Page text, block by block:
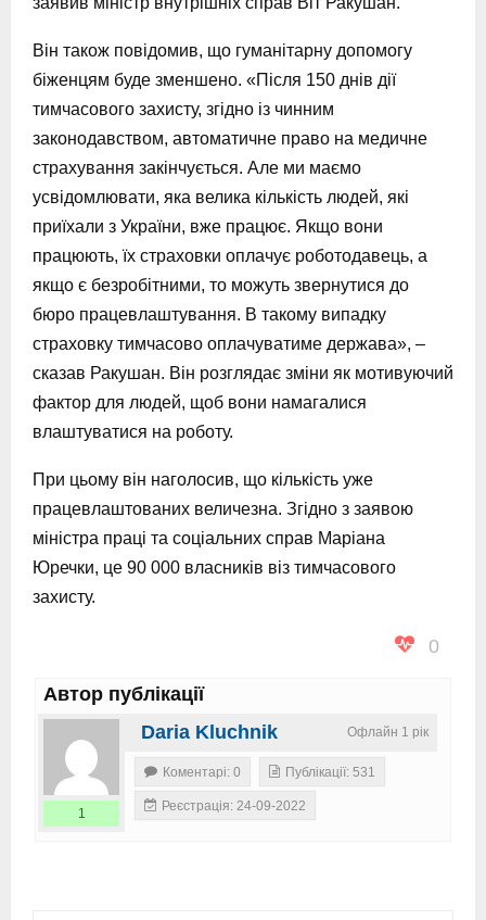
Він також повідомив, що гуманітарну допомогу
біженцям буде зменшено. «Після 150 днів дії
тимчасового захисту, згідно із чинним
законодавством, автоматичне право на медичне
страхування закінчується. Але ми маємо
усвідомлювати, яка велика кількість людей, які
приїхали з України, вже працює. Якщо вони
працюють, їх страховки оплачує роботодавець, а
якщо є безробітними, то можуть звернутися до
бюро працевлаштування. В такому випадку
страховку тимчасово оплачуватиме держава», –
сказав Ракушан. Він розглядає зміни як мотивуючий
фактор для людей, щоб вони намагалися
влаштуватися на роботу.
При цьому він наголосив, що кількість уже
працевлаштованих величезна. Згідно з заявою
міністра праці та соціальних справ Маріана
Юречки, це 90 000 власників віз тимчасового
захисту.
0
Автор публікації
Офлайн 1 рік
Daria Kluchnik
1
Коментарі: 0 Публікації: 531
Реєстрація: 24-09-2022